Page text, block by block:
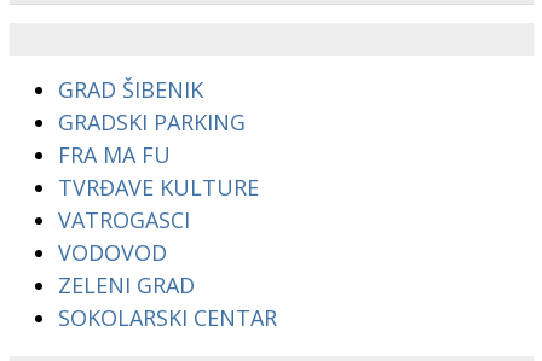
GRAD ŠIBENIK
GRADSKI PARKING
FRA MA FU
TVRĐAVE KULTURE
VATROGASCI
VODOVOD
ZELENI GRAD
SOKOLARSKI CENTAR